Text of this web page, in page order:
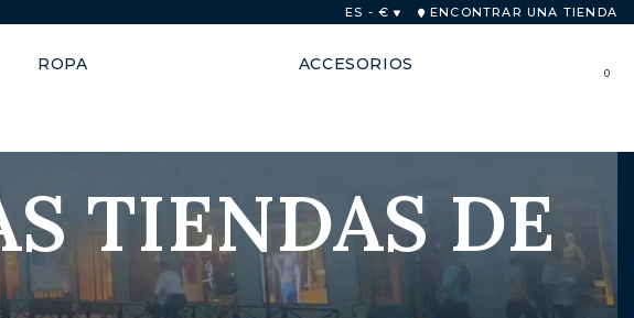
ES - € ENCONTRAR UNA TIENDA
ROPA ACCESORIOS 0
TIENDAS DE